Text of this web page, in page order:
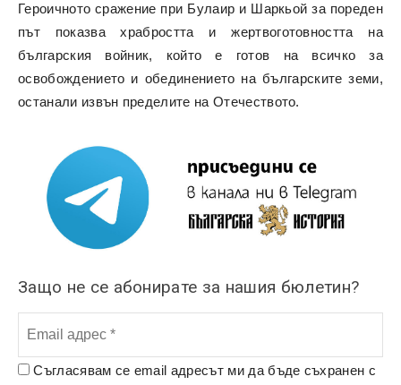
Героичното сражение при Булаир и Шаркьой за пореден
път показва храбростта и жертвоготовността на
българския войник, който е готов на всичко за
освобождението и обединението на българските земи,
останали извън пределите на Отечеството.
Защо не се абонирате за нашия бюлетин?
Съгласявам се email адресът ми да бъде съхранен с